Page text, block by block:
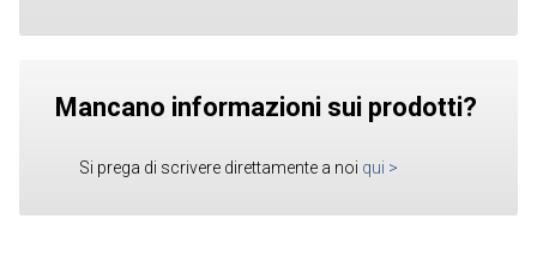
Mancano informazioni sui prodotti?
Si prega di scrivere direttamente a noi qui >